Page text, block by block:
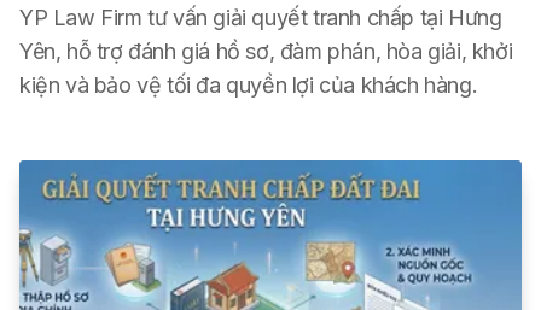
YP Law Firm tư vấn giải quyết tranh chấp tại Hưng
Yên, hỗ trợ đánh giá hồ sơ, đàm phán, hòa giải, khởi
kiện và bảo vệ tối đa quyền lợi của khách hàng.